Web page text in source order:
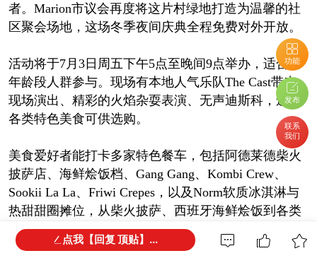
功能
发布
联系
我们
者。Marion市议会再度将这片村绿地打造为温馨的社
区聚会场地，这场冬季夜间庆典全程免费对外开放。
活动将于7月3日周五下午5点至晚间9点举办，适合全
年龄段人群参与。现场有本地人气乐队The Cast带来
现场演出、精彩的火焰杂耍表演、无声迪斯科，还有
各类特色美食可供选购。
美食爱好者能打卡多家特色餐车，包括阿德莱德柴火
披萨店、海鲜烩饭档、Gang Gang、Kombi Crew、
Sookii La La、Friwi Crepes，以及Norm软质冰淇淋与
热甜甜圈摊位，从柴火披萨、西班牙海鲜烩饭到各类
甜品小吃一应俱全。
点我【回复 顶贴】...